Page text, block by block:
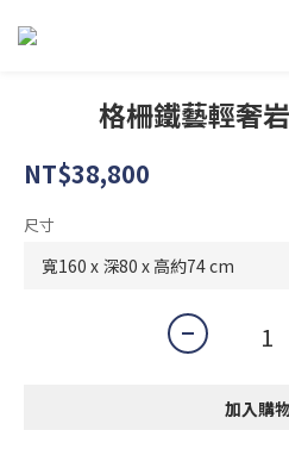
格柵鐵藝輕奢
NT$38,800
尺寸
加入購